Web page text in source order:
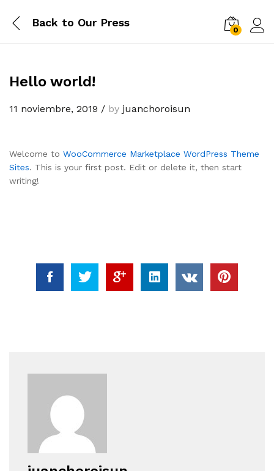
Back to Our Press
0
Hello world!
11 noviembre, 2019 / by juanchoroisun
Welcome to WooCommerce Marketplace WordPress Theme
Sites. This is your first post. Edit or delete it, then start
writing!